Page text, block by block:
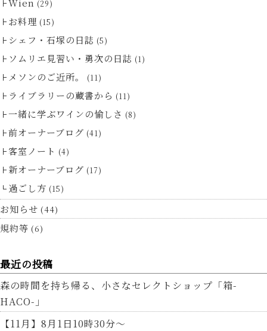
Wien (29)
お料理 (15)
シェフ・石塚の日誌 (5)
ソムリエ見習い・勇次の日誌 (1)
メソンのご近所。 (11)
ライブラリーの蔵書から (11)
一緒に学ぶワインの愉しさ (8)
前オーナーブログ (41)
客室ノート (4)
新オーナーブログ (17)
過ごし方 (15)
お知らせ (44)
規約等 (6)
最近の投稿
森の時間を持ち帰る、小さなセレクトショップ「箱-
HACO-」
【11月】8月1日10時30分～